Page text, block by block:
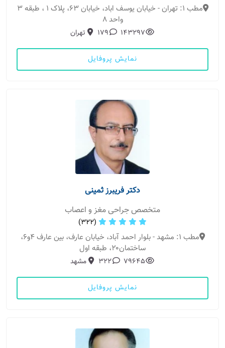
مطب 1: تهران - خیابان یوسف اباد، خیابان ۶۳، پلاک ۱ ، طبقه ۳
واحد ۸
143297
179 تهران
نمایش پروفایل
دکتر فریبرز ثمینی
متخصص جراحی مغز و اعصاب
(322)
مطب 1: مشهد - بلوار احمد آباد، خیابان عارف، بین عارف ۴و۶،
ساختمان۲۰، طبقه اول
79645
322 مشهد
نمایش پروفایل